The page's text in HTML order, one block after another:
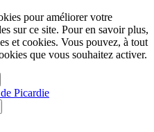
pour améliorer votre
sur ce site. Pour en savoir plus,
et cookies. Vous pouvez, à tout
que vous souhaitez activer.